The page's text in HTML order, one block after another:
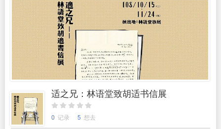
适之兄：林语堂致胡适书信展
0 记录 5 想去